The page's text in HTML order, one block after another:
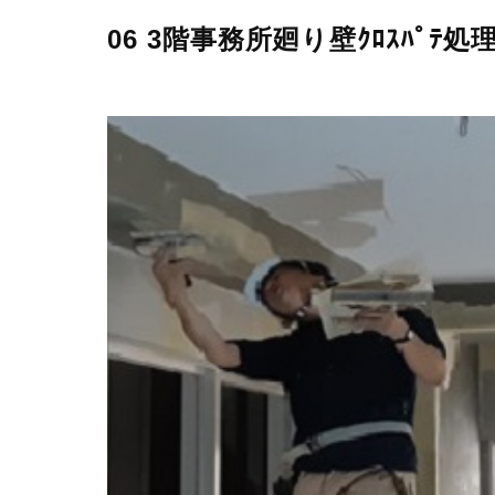
06 3階事務所廻り壁ｸﾛｽﾊﾟﾃ処